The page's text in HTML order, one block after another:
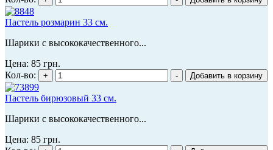
Пастель розмарин 33 см.
Шарики с высококачественного...
Цена: 85 грн.
Кол-во:
Пастель бирюзовый 33 см.
Шарики с высококачественного...
Цена: 85 грн.